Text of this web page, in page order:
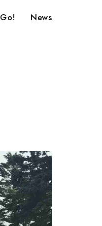
Go! News